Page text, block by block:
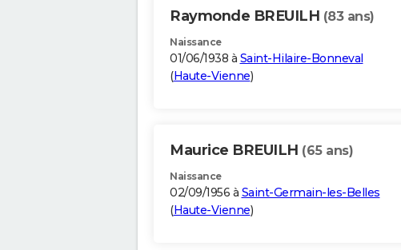
Raymonde BREUILH (83 ans)
Naissance
01/06/1938 à Saint-Hilaire-Bonneval
(Haute-Vienne)
Maurice BREUILH (65 ans)
Naissance
02/09/1956 à Saint-Germain-les-Belles
(Haute-Vienne)